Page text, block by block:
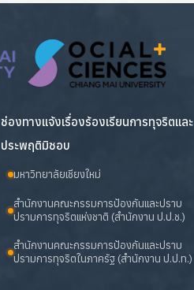
ช่องทางแจ้งเรื่องร้องเรียนการทุจริตและ
ประพฤติมิชอบ
มหาวิทยาลัยเชียงใหม่
สำนักงานคณะกรรมการป้องกันและปราบ
ปรามการทุจริตแห่งชาติ (สำนักงาน ป.ป.ช.)
สำนักงานคณะกรรมการป้องกันและปราบ
ปรามการทุจริตในภาครัฐ (สำนักงาน ป.ป.ท.)